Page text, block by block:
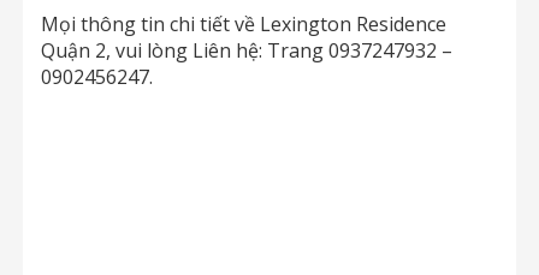
Mọi thông tin chi tiết về Lexington Residence
Quận 2, vui lòng Liên hệ: Trang 0937247932 –
0902456247.